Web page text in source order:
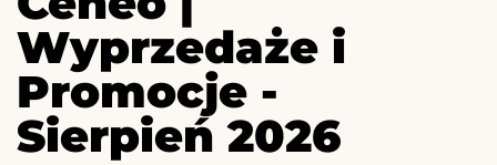
Wyprzedaże i
Promocje -
Sierpień 2026